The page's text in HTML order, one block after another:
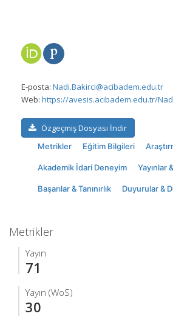
E-posta: Nadi.Bakirci@acibadem.edu.tr
Web: https://avesis.acibadem.edu.tr/
Özgeçmiş Dosyası İndir
Metrikler Eğitim Bilgileri
Akademik İdari Deneyim Yayınlar
Başarılar & Tanınırlık Duyurular &
Metrikler
Yayın
71
Yayın (WoS)
30